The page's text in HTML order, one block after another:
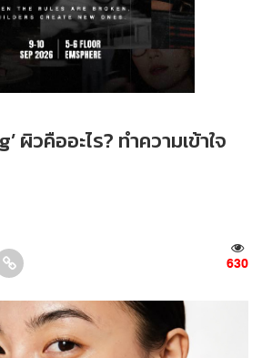
ผิวคืออะไร? ทำความเข้าใจ
630